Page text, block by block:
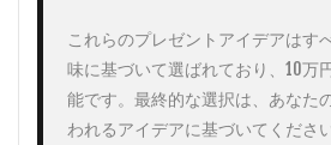
これらのプレゼントアイデアはす
味に基づいて選ばれており、10万
能です。最終的な選択は、あなた
われるアイデアに基づいてください